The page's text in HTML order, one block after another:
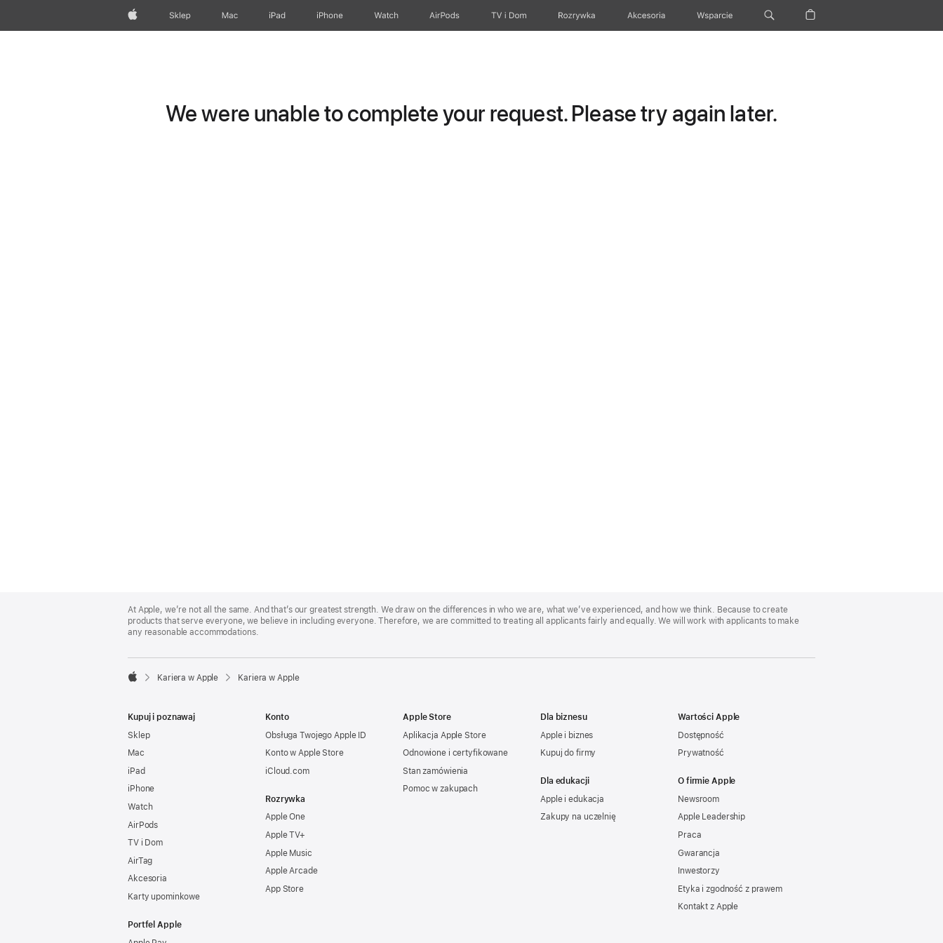
Apple Sklep Mac iPad iPhone Watch AirPods TV i Dom Rozrywka Akcesoria Wsparcie
We were unable to complete your request. Please try again later.
Footer
At Apple, we’re not all the same. And that’s our greatest strength. We draw on the differences in who we are, what we’ve experienced, and how we think. Because to create
products that serve everyone, we believe in including everyone. Therefore, we are committed to treating all applicants fairly and equally. We will work with applicants to make
any reasonable accommodations.

Kariera w Apple Kariera w Apple
Kupuj i poznawaj
Sklep
Mac
iPad
iPhone
Watch
AirPods
TV i Dom
AirTag
Akcesoria
Karty upominkowe
Portfel Apple
Konto
Obsługa Twojego Apple ID
Konto w Apple Store
iCloud.com
Rozrywka
Apple One
Apple TV+
Apple Music
Apple Arcade
App Store
Apple Store
Aplikacja Apple Store
Odnowione i certyfikowane
Stan zamówienia
Pomoc w zakupach
Dla biznesu
Apple i biznes
Kupuj do firmy
Dla edukacji
Apple i edukacja
Zakupy na uczelnię
Wartości Apple
Dostępność
Prywatność
O firmie Apple
Newsroom
Apple Leadership
Praca
Gwarancja
Inwestorzy
Etyka i zgodność z prawem
Kontakt z Apple